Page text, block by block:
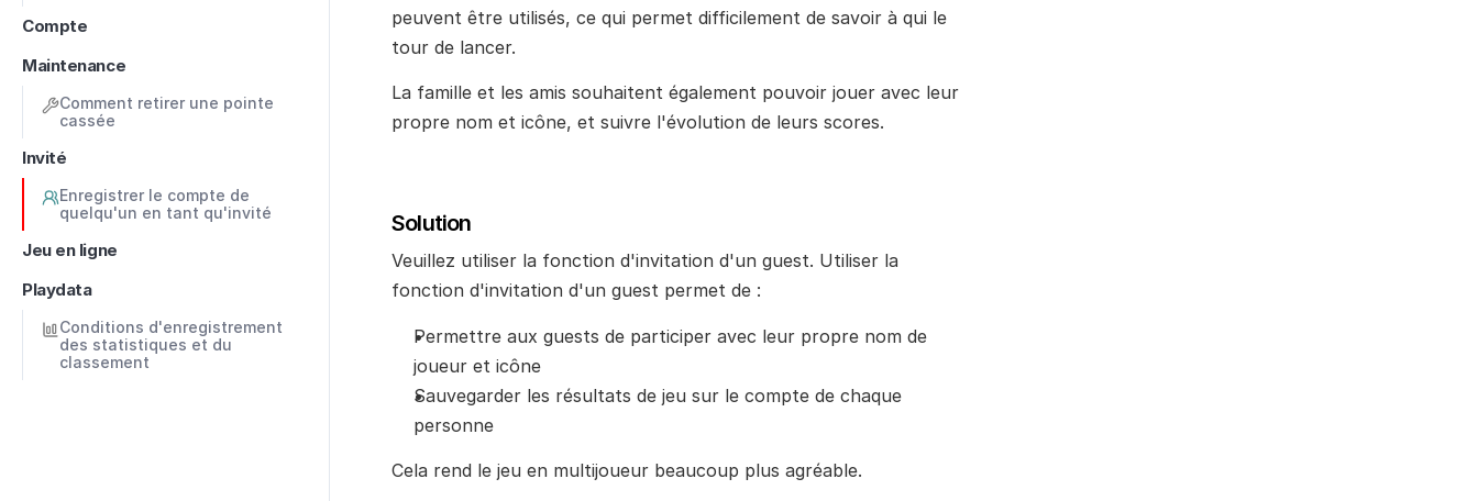
Compte
Maintenance
Comment retirer une pointe
cassée
Invité
Enregistrer le compte de
quelqu'un en tant qu'invité
Jeu en ligne
Playdata
Conditions d'enregistrement
des statistiques et du
classement
peuvent être utilisés, ce qui permet difficilement de savoir à qui le
tour de lancer.
La famille et les amis souhaitent également pouvoir jouer avec leur
propre nom et icône, et suivre l'évolution de leurs scores.
Solution
Veuillez utiliser la fonction d'invitation d'un guest. Utiliser la
fonction d'invitation d'un guest permet de :
Permettre aux guests de participer avec leur propre nom de
joueur et icône
Sauvegarder les résultats de jeu sur le compte de chaque
personne
Cela rend le jeu en multijoueur beaucoup plus agréable.